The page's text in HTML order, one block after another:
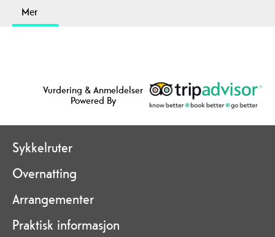
Mer
Vurdering & Anmeldelser
Powered By
Sykkelruter
Overnatting
Arrangementer
Praktisk informasjon